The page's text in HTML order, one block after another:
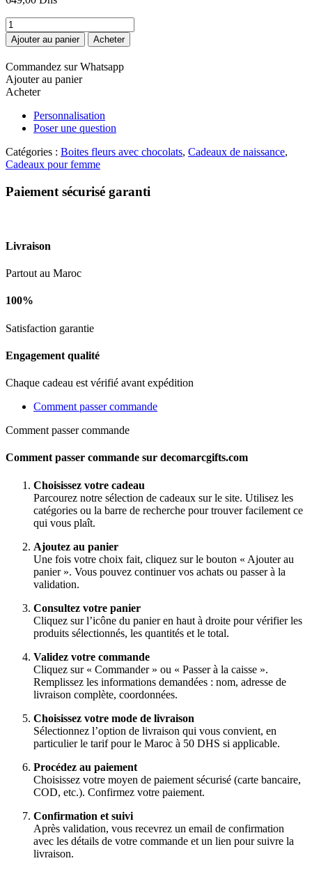
quantité
de
Floral
stitch
Ajouter au panier Acheter
Commandez sur Whatsapp
Ajouter au panier
Acheter
Personnalisation
Poser une question
Catégories : Boites fleurs avec chocolats, Cadeaux de naissance,
Cadeaux pour femme
Paiement sécurisé garanti
Livraison
Partout au Maroc
100%
Satisfaction garantie
Engagement qualité
Chaque cadeau est vérifié avant expédition
Comment passer commande
Comment passer commande
Comment passer commande sur decomarcgifts.com
Choisissez votre cadeau
Parcourez notre sélection de cadeaux sur le site. Utilisez les
catégories ou la barre de recherche pour trouver facilement ce
qui vous plaît.
Ajoutez au panier
Une fois votre choix fait, cliquez sur le bouton « Ajouter au
panier ». Vous pouvez continuer vos achats ou passer à la
validation.
Consultez votre panier
Cliquez sur l’icône du panier en haut à droite pour vérifier les
produits sélectionnés, les quantités et le total.
Validez votre commande
Cliquez sur « Commander » ou « Passer à la caisse ».
Remplissez les informations demandées : nom, adresse de
livraison complète, coordonnées.
Choisissez votre mode de livraison
Sélectionnez l’option de livraison qui vous convient, en
particulier le tarif pour le Maroc à 50 DHS si applicable.
Procédez au paiement
Choisissez votre moyen de paiement sécurisé (carte bancaire,
COD, etc.). Confirmez votre paiement.
Confirmation et suivi
Après validation, vous recevrez un email de confirmation
avec les détails de votre commande et un lien pour suivre la
livraison.